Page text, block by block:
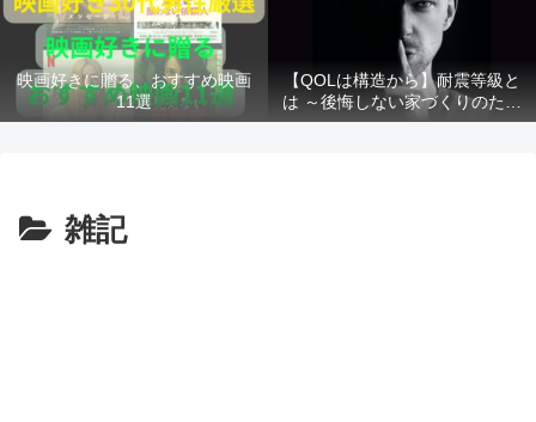
映画好きに贈る、おすすめ映画
11選
【QOLは構造から】耐震等級と
は ～後悔しない家づくりのため
に～
雑記